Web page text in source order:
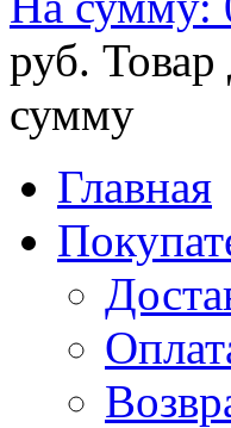
руб. Товар
сумму
Главная